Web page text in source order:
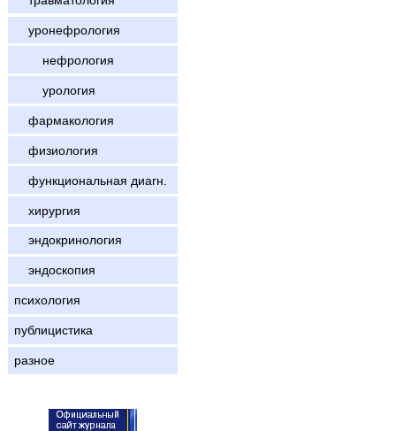
уронефрология
нефрология
урология
фармакология
физиология
функциональная диагн.
хирургия
эндокринология
эндоскопия
психология
публицистика
разное